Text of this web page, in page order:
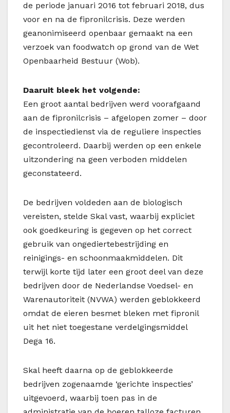
de periode januari 2016 tot februari 2018, dus
voor en na de fipronilcrisis. Deze werden
geanonimiseerd openbaar gemaakt na een
verzoek van foodwatch op grond van de Wet
Openbaarheid Bestuur (Wob).
Daaruit bleek het volgende:
Een groot aantal bedrijven werd voorafgaand
aan de fipronilcrisis – afgelopen zomer – door
de inspectiedienst via de reguliere inspecties
gecontroleerd. Daarbij werden op een enkele
uitzondering na geen verboden middelen
geconstateerd.
De bedrijven voldeden aan de biologisch
vereisten, stelde Skal vast, waarbij expliciet
ook goedkeuring is gegeven op het correct
gebruik van ongediertebestrijding en
reinigings- en schoonmaakmiddelen. Dit
terwijl korte tijd later een groot deel van deze
bedrijven door de Nederlandse Voedsel- en
Warenautoriteit (NVWA) werden geblokkeerd
omdat de eieren besmet bleken met fipronil
uit het niet toegestane verdelgingsmiddel
Dega 16.
Skal heeft daarna op de geblokkeerde
bedrijven zogenaamde ‘gerichte inspecties’
uitgevoerd, waarbij toen pas in de